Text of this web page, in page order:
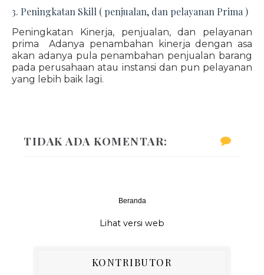
3. Peningkatan Skill ( penjualan, dan pelayanan Prima )
Peningkatan Kinerja, penjualan, dan pelayanan
prima Adanya penambahan kinerja dengan asa
akan adanya pula penambahan penjualan barang
pada perusahaan atau instansi dan pun pelayanan
yang lebih baik lagi.
TIDAK ADA KOMENTAR:
Beranda
Lihat versi web
KONTRIBUTOR